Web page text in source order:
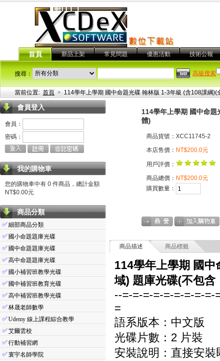
首頁 新品上架 常見問題 優惠活動 技術公報
搜尋： 高級搜索
當前位置: 首頁 > 114學年上學期 國中命題光碟 翰林版 1-3年級 (含108課綱
會員登入
會員：
密碼：
我的購物車
您的購物車中有 0 件商品，總計金額
NT$0.00元
商品分類
✅細部商品分類
✅ 國小命題題庫光碟
✅ 國中命題題庫光碟
✅高中命題題庫光碟
✅ 國小補習班教學光碟
✅ 國中補習班教育光碟
✅高中補習班教學光碟
✅林晟老師數學
✅Udemy 線上課程綜合教學
✅艾爾雲校
✅行動補習網
✅寰宇名師學院
114學年上學期 國中命
體)
商品貨號：XCC11745-2
本店售價： NT$200.0元
用戶評價：
商品總價： NT$200.0元
購買數量：
商品描述 商品標籤
114學年上學期 國
域) 題庫光碟(不包含
--=-=-=-=-=-=-=-=-=-
=
語系版本：中文版
光碟片數：2 片裝
安裝說明：直接安裝